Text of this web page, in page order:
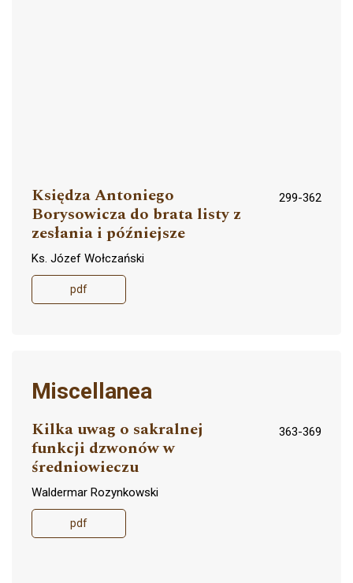
Księdza Antoniego
Borysowicza do brata listy z
zesłania i późniejsze
299-362
Ks. Józef Wołczański
pdf
Miscellanea
Kilka uwag o sakralnej
funkcji dzwonów w
średniowieczu
363-369
Waldermar Rozynkowski
pdf